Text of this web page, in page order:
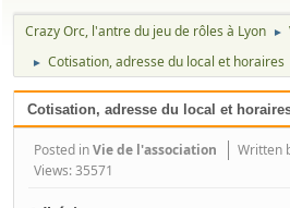
Crazy Orc, l'antre du jeu de rôles à Lyon ►
► Cotisation, adresse du local et horaires
Cotisation, adresse du local et
Posted inVie de l'association Written
Views: 35571